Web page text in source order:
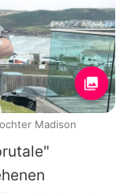
Madison